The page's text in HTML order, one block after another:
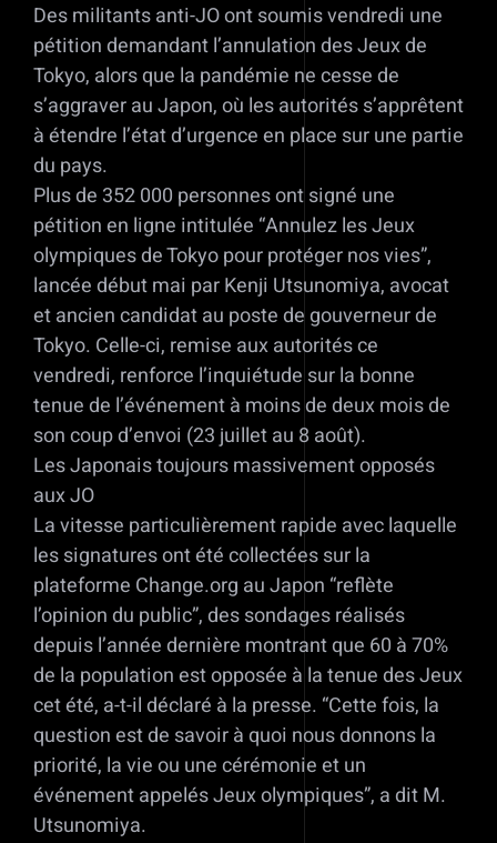
Des militants anti-JO ont soumis vendredi une
pétition demandant l’annulation des Jeux de
Tokyo, alors que la pandémie ne cesse de
s’aggraver au Japon, où les autorités s’apprêtent
à étendre l’état d’urgence en place sur une partie
du pays.
Plus de 352 000 personnes ont signé une
pétition en ligne intitulée “Annulez les Jeux
olympiques de Tokyo pour protéger nos vies”,
lancée début mai par Kenji Utsunomiya, avocat
et ancien candidat au poste de gouverneur de
Tokyo. Celle-ci, remise aux autorités ce
vendredi, renforce l’inquiétude sur la bonne
tenue de l’événement à moins de deux mois de
son coup d’envoi (23 juillet au 8 août).
Les Japonais toujours massivement opposés
aux JO
La vitesse particulièrement rapide avec laquelle
les signatures ont été collectées sur la
plateforme Change.org au Japon “reflète
l’opinion du public”, des sondages réalisés
depuis l’année dernière montrant que 60 à 70%
de la population est opposée à la tenue des Jeux
cet été, a-t-il déclaré à la presse. “Cette fois, la
question est de savoir à quoi nous donnons la
priorité, la vie ou une cérémonie et un
événement appelés Jeux olympiques”, a dit M.
Utsunomiya.